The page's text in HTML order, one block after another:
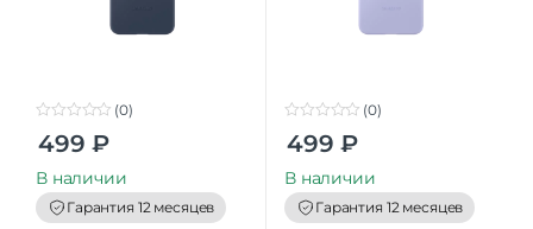
o
t
o
f
5
(0)
499 ₽
В наличии
Гарантия 12 месяцев
o
t
o
f
5
(0)
499 ₽
В наличии
Гарантия 12 месяцев